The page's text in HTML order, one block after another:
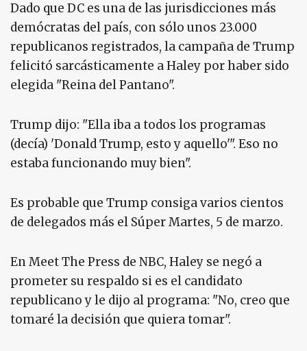
Dado que DC es una de las jurisdicciones más
demócratas del país, con sólo unos 23.000
republicanos registrados, la campaña de Trump
felicitó sarcásticamente a Haley por haber sido
elegida "Reina del Pantano".
Trump dijo: "Ella iba a todos los programas
(decía) 'Donald Trump, esto y aquello'". Eso no
estaba funcionando muy bien".
Es probable que Trump consiga varios cientos
de delegados más el Súper Martes, 5 de marzo.
En Meet The Press de NBC, Haley se negó a
prometer su respaldo si es el candidato
republicano y le dijo al programa: "No, creo que
tomaré la decisión que quiera tomar".